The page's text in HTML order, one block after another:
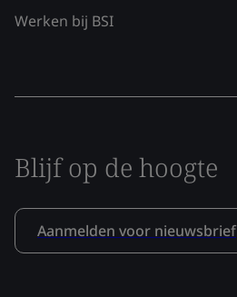
Werken bij BSI
Blijf op de hoogte
Aanmelden voor nieuwsbrief